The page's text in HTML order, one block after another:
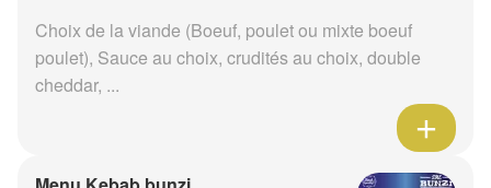
Choix de la viande (Boeuf, poulet ou mixte boeuf
poulet), Sauce au choix, crudités au choix, double
cheddar, ...